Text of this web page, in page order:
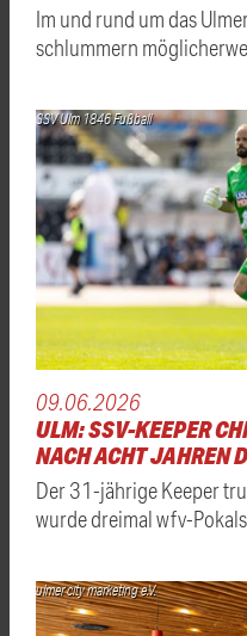
Im und rund um das
schlummern
SSV Ulm 1846 Fußball
09.06.2026
ULM: SSV-KEEPER
NACH ACHT JAHREN
Der 31-jährige Keeper
wurde dreimal wfv-
ulmer city marketing e.V.